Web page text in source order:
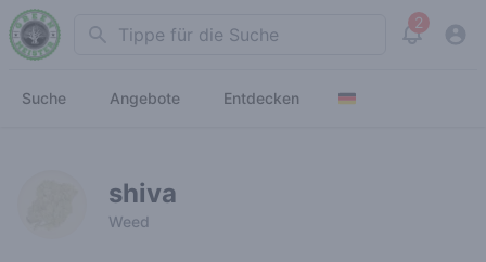
Search 2
View
Suche Angebote Entdecken
shiva
Weed